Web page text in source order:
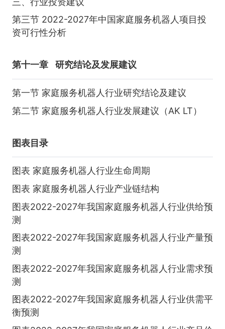
第三节 2022-2027年中国家庭服务机器人项目投
资可行性分析
第十一章 研究结论及发展建议
第一节 家庭服务机器人行业研究结论及建议
第二节 家庭服务机器人行业发展建议（AK LT）
图表目录
图表 家庭服务机器人行业生命周期
图表 家庭服务机器人行业产业链结构
图表2022-2027年我国家庭服务机器人行业供给预
测
图表2022-2027年我国家庭服务机器人行业产量预
测
图表2022-2027年我国家庭服务机器人行业需求预
测
图表2022-2027年我国家庭服务机器人行业供需平
衡预测